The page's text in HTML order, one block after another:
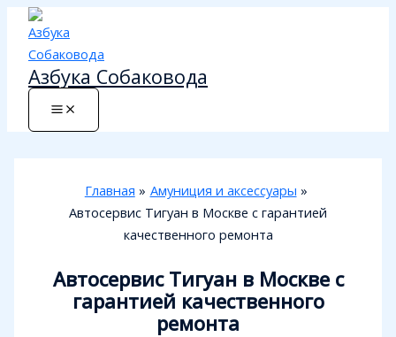
Перейти
содержимому
Азбука Собаковода
Главная
Амуниция и аксессуары
Автосервис Тигуан в Москве с гарантией
качественного ремонта
Автосервис Тигуан в Москве с
гарантией качественного
ремонта